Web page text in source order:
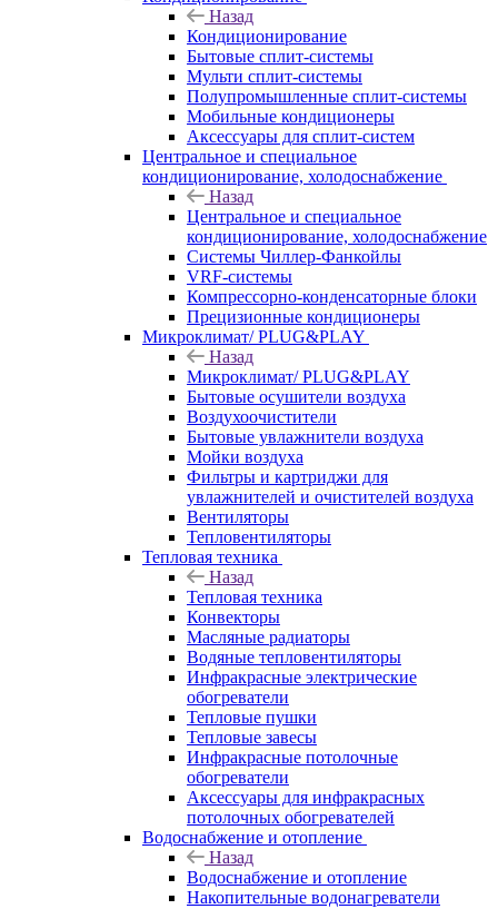
Назад
Кондиционирование
Бытовые сплит-системы
Мульти сплит-системы
Полупромышленные сплит-системы
Мобильные кондиционеры
Аксессуары для сплит-систем
Центральное и специальное
кондиционирование, холодоснабжение
Назад
Центральное и специальное
кондиционирование, холодоснабжение
Системы Чиллер-Фанкойлы
VRF-системы
Компрессорно-конденсаторные блоки
Прецизионные кондиционеры
Микроклимат/ PLUG&PLAY
Назад
Микроклимат/ PLUG&PLAY
Бытовые осушители воздуха
Воздухоочистители
Бытовые увлажнители воздуха
Мойки воздуха
Фильтры и картриджи для
увлажнителей и очистителей воздуха
Вентиляторы
Тепловентиляторы
Тепловая техника
Назад
Тепловая техника
Конвекторы
Масляные радиаторы
Водяные тепловентиляторы
Инфракрасные электрические
обогреватели
Тепловые пушки
Тепловые завесы
Инфракрасные потолочные
обогреватели
Аксессуары для инфракрасных
потолочных обогревателей
Водоснабжение и отопление
Назад
Водоснабжение и отопление
Накопительные водонагреватели